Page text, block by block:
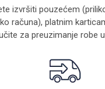
izvršiti pouzećem
računa), platnim
za preuzimanje robe